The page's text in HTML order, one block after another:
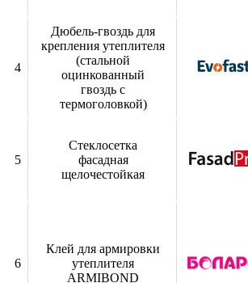
4
Дюбель-гвоздь для
крепления утеплителя
(стальной
оцинкованный
гвоздь с
термоголовкой)
5
Стеклосетка
фасадная
щелочестойкая
6
Клей для армировки
утеплителя
ARMIBOND